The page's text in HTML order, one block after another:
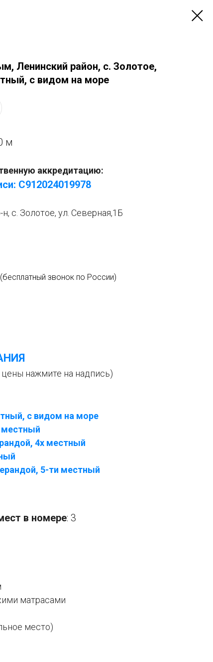
Ленинский район, с. Золотое,
с видом на море
м
аккредитацию:
С912024019978
с. Золотое, ул. Северная,1Б
(бесплатный звонок по России)
нажмите на надпись)
с видом на море
местный
4х местный
5-ти местный
в номере: 3
матрасами
место)